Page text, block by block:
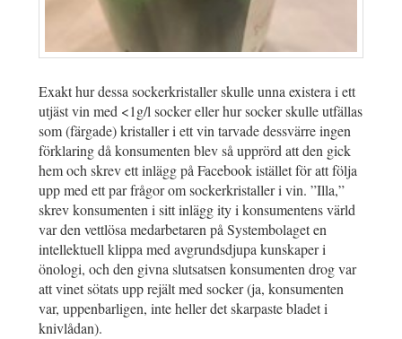
Exakt hur dessa sockerkristaller skulle unna existera i ett
utjäst vin med <1g/l socker eller hur socker skulle utfällas
som (färgade) kristaller i ett vin tarvade dessvärre ingen
förklaring då konsumenten blev så upprörd att den gick
hem och skrev ett inlägg på Facebook istället för att följa
upp med ett par frågor om sockerkristaller i vin. ”Illa,”
skrev konsumenten i sitt inlägg ity i konsumentens värld
var den vettlösa medarbetaren på Systembolaget en
intellektuell klippa med avgrundsdjupa kunskaper i
önologi, och den givna slutsatsen konsumenten drog var
att vinet sötats upp rejält med socker (ja, konsumenten
var, uppenbarligen, inte heller det skarpaste bladet i
knivlådan).